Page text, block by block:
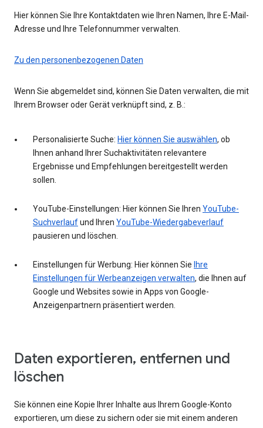
Hier können Sie Ihre Kontaktdaten wie Ihren Namen, Ihre E-Mail-
Adresse und Ihre Telefonnummer verwalten.
Zu den personenbezogenen Daten
Wenn Sie abgemeldet sind, können Sie Daten verwalten, die mit
Ihrem Browser oder Gerät verknüpft sind, z. B.:
Personalisierte Suche: Hier können Sie auswählen, ob
Ihnen anhand Ihrer Suchaktivitäten relevantere
Ergebnisse und Empfehlungen bereitgestellt werden
sollen.
YouTube-Einstellungen: Hier können Sie Ihren YouTube-
Suchverlaufund Ihren YouTube-Wiedergabeverlauf
pausieren und löschen.
Einstellungen für Werbung: Hier können Sie Ihre
Einstellungen für Werbeanzeigen verwalten, die Ihnen auf
Google und Websites sowie in Apps von Google-
Anzeigenpartnern präsentiert werden.
Daten exportieren, entfernen und
löschen
Sie können eine Kopie Ihrer Inhalte aus Ihrem Google-Konto
exportieren, um diese zu sichern oder sie mit einem anderen